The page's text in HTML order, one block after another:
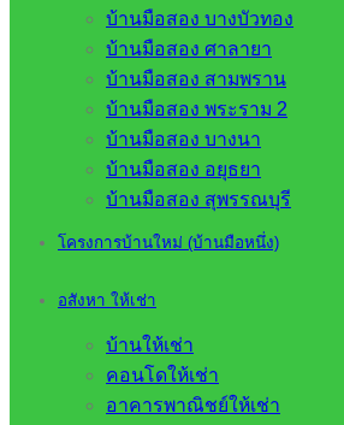
บ้านมือสอง บางบัวทอง
บ้านมือสอง ศาลายา
บ้านมือสอง สามพราน
บ้านมือสอง พระราม 2
บ้านมือสอง บางนา
บ้านมือสอง อยุธยา
บ้านมือสอง สุพรรณบุรี
โครงการบ้านใหม่ (บ้านมือหนึ่ง)
อสังหา ให้เช่า
บ้านให้เช่า
คอนโดให้เช่า
อาคารพาณิชย์ให้เช่า